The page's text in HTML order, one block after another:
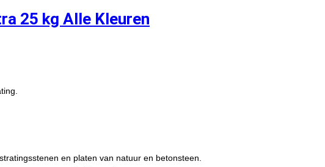
25 kg Alle Kleuren
en platen van natuur en betonsteen.